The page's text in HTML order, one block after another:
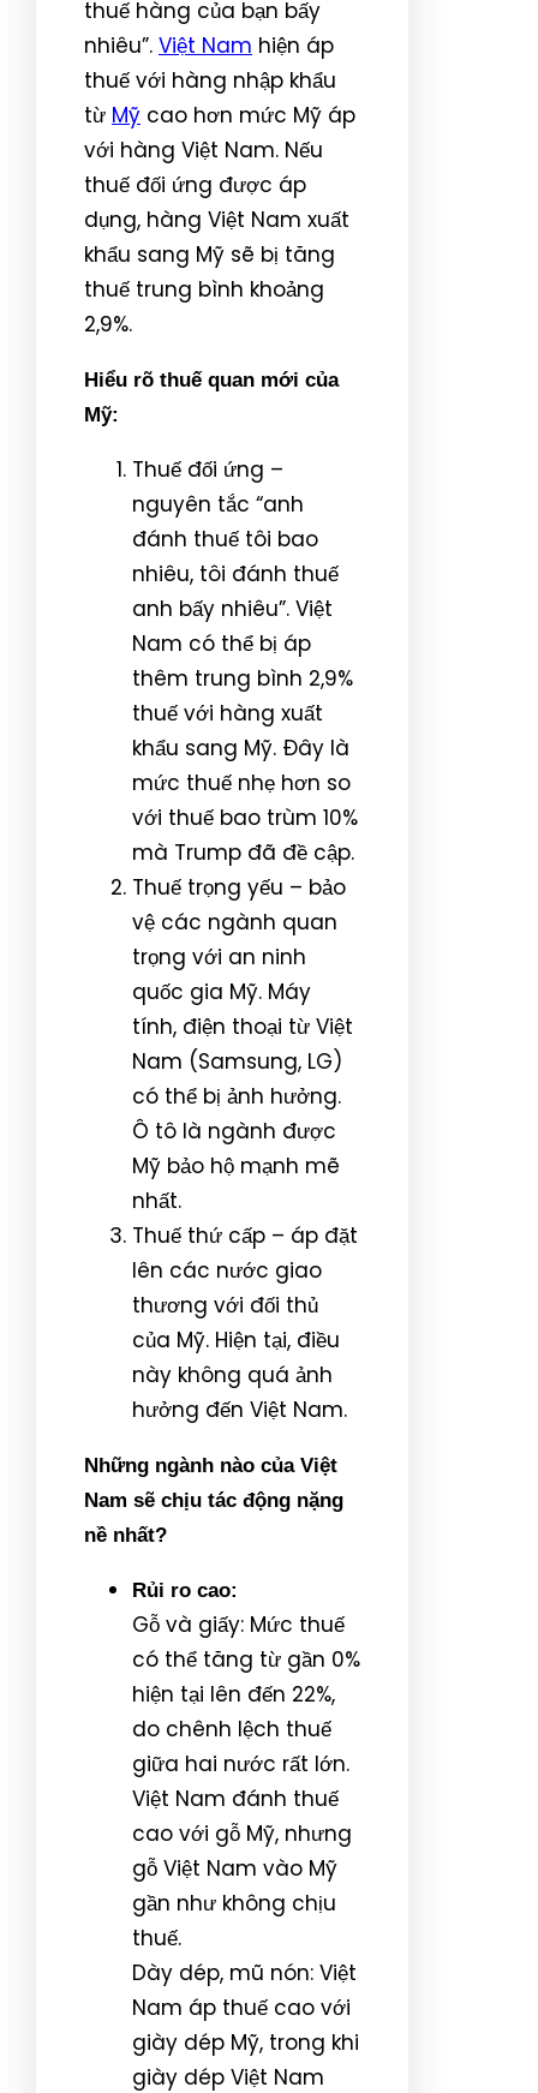
thuế hàng của bạn bấy
nhiêu”. Việt Nam hiện áp
thuế với hàng nhập khẩu
từ Mỹ cao hơn mức Mỹ áp
với hàng Việt Nam. Nếu
thuế đối ứng được áp
dụng, hàng Việt Nam xuất
khẩu sang Mỹ sẽ bị tăng
thuế trung bình khoảng
2,9%.
Hiểu rõ thuế quan mới của
Mỹ:
Thuế đối ứng –
nguyên tắc “anh
đánh thuế tôi bao
nhiêu, tôi đánh thuế
anh bấy nhiêu”. Việt
Nam có thể bị áp
thêm trung bình 2,9%
thuế với hàng xuất
khẩu sang Mỹ. Đây là
mức thuế nhẹ hơn so
với thuế bao trùm 10%
mà Trump đã đề cập.
Thuế trọng yếu – bảo
vệ các ngành quan
trọng với an ninh
quốc gia Mỹ. Máy
tính, điện thoại từ Việt
Nam (Samsung, LG)
có thể bị ảnh hưởng.
Ô tô là ngành được
Mỹ bảo hộ mạnh mẽ
nhất.
Thuế thứ cấp – áp đặt
lên các nước giao
thương với đối thủ
của Mỹ. Hiện tại, điều
này không quá ảnh
hưởng đến Việt Nam.
Những ngành nào của Việt
Nam sẽ chịu tác động nặng
nề nhất?
Rủi ro cao:
Gỗ và giấy: Mức thuế
có thể tăng từ gần 0%
hiện tại lên đến 22%,
do chênh lệch thuế
giữa hai nước rất lớn.
Việt Nam đánh thuế
cao với gỗ Mỹ, nhưng
gỗ Việt Nam vào Mỹ
gần như không chịu
thuế.
Dày dép, mũ nón: Việt
Nam áp thuế cao với
giày dép Mỹ, trong khi
giày dép Việt Nam